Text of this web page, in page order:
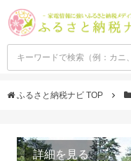
ふるさと納税ナビ TOP
詳細を見る